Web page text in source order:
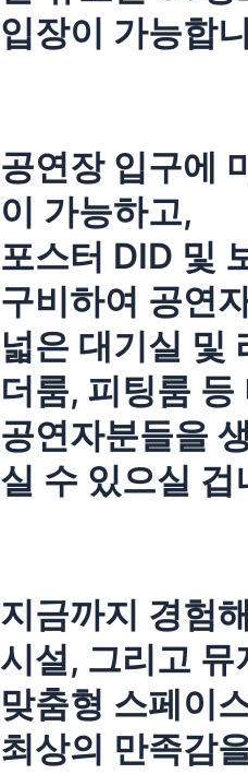
입장이 가능합
공연장 입구에
이 가능하고,
포스터 DID 및
구비하여 공연
넓은 대기실 및
더룸, 피팅룸
공연자분들을
실 수 있으실 겁
지금까지 경험
시설, 그리고
맞춤형 스페이
최상의 만족감